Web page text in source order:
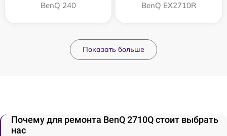
BenQ 240 BenQ EX2710R
Показать больше
Почему для ремонта BenQ 2710Q стоит выбрать
нас